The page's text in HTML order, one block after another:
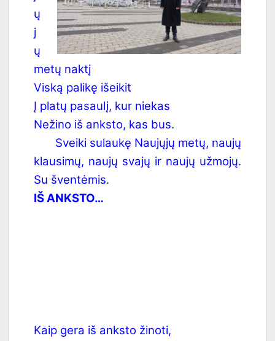
ų
j
ų
metų naktį
Viską palikę išeikit
Į platų pasaulį, kur niekas
Nežino iš anksto, kas bus.
Sveiki sulaukę Naujųjų metų, naujų
klausimų, naujų svajų ir naujų užmojų.
Su šventėmis.
IŠ ANKSTO…
Kaip gera iš anksto žinoti,